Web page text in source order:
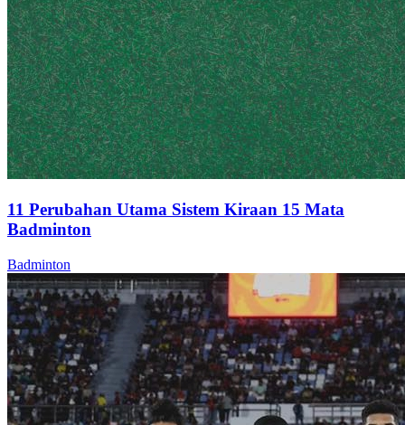
11 Perubahan Utama Sistem Kiraan 15 Mata
Badminton
Badminton